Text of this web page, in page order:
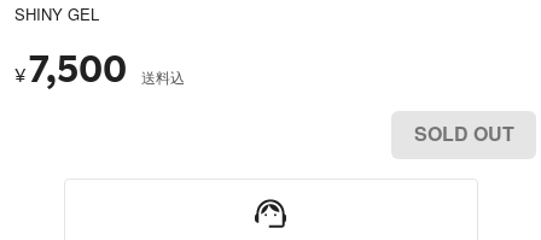
SHINY GEL
¥7,500 送料込
SOLD OUT